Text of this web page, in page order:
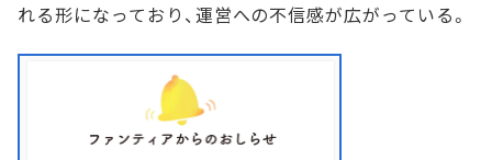
れる形になっており、運営への不信感が広がっている。